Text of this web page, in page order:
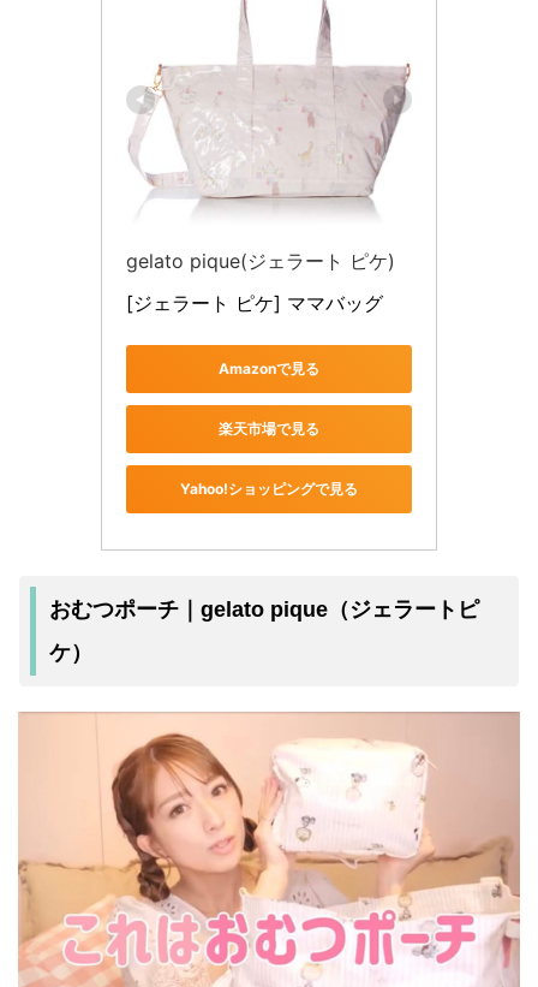
gelato pique(ジェラート ピケ)
[ジェラート ピケ] ママバッグ
Amazonで見る
楽天市場で見る
Yahoo!ショッピングで見る
おむつポーチ｜gelato pique（ジェラートピ
ケ）